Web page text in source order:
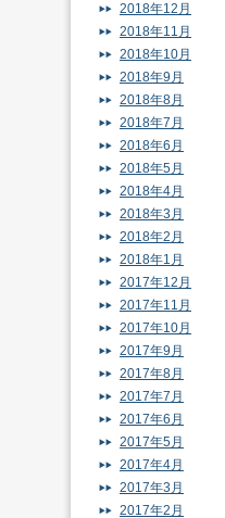
2018年12月
2018年11月
2018年10月
2018年9月
2018年8月
2018年7月
2018年6月
2018年5月
2018年4月
2018年3月
2018年2月
2018年1月
2017年12月
2017年11月
2017年10月
2017年9月
2017年8月
2017年7月
2017年6月
2017年5月
2017年4月
2017年3月
2017年2月